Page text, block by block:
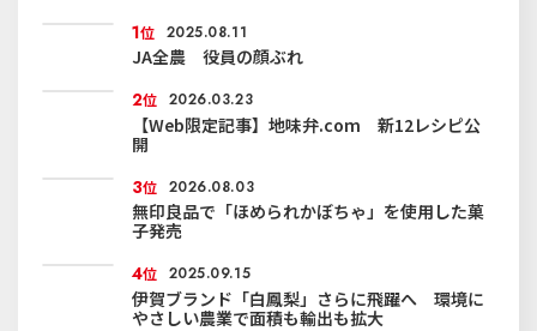
1位 2025.08.11
JA全農 役員の顔ぶれ
2位 2026.03.23
【Web限定記事】地味弁.com 新12レシピ公
開
3位 2026.08.03
無印良品で「ほめられかぼちゃ」を使用した菓
子発売
4位 2025.09.15
伊賀ブランド「白鳳梨」さらに飛躍へ 環境に
やさしい農業で面積も輸出も拡大